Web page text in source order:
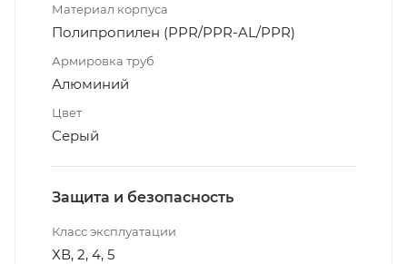
Материал корпуса
Полипропилен (PPR/PPR-AL/PPR)
Армировка труб
Алюминий
Цвет
Серый
Защита и безопасность
Класс эксплуатации
ХВ, 2, 4, 5